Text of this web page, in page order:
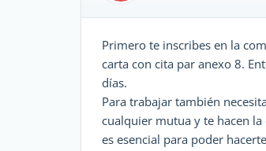
Primero te inscribes en la
carta con cita par anexo 8.
días.
Para trabajar también
cualquier mutua y te hacen
es esencial para poder